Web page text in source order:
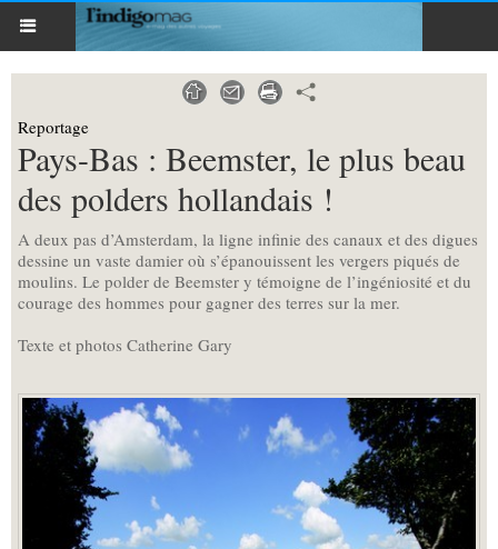
Reportage
Pays-Bas : Beemster, le plus beau
des polders hollandais !
A deux pas d’Amsterdam, la ligne infinie des canaux et des digues
dessine un vaste damier où s’épanouissent les vergers piqués de
moulins. Le polder de Beemster y témoigne de l’ingéniosité et du
courage des hommes pour gagner des terres sur la mer.
Texte et photos Catherine Gary